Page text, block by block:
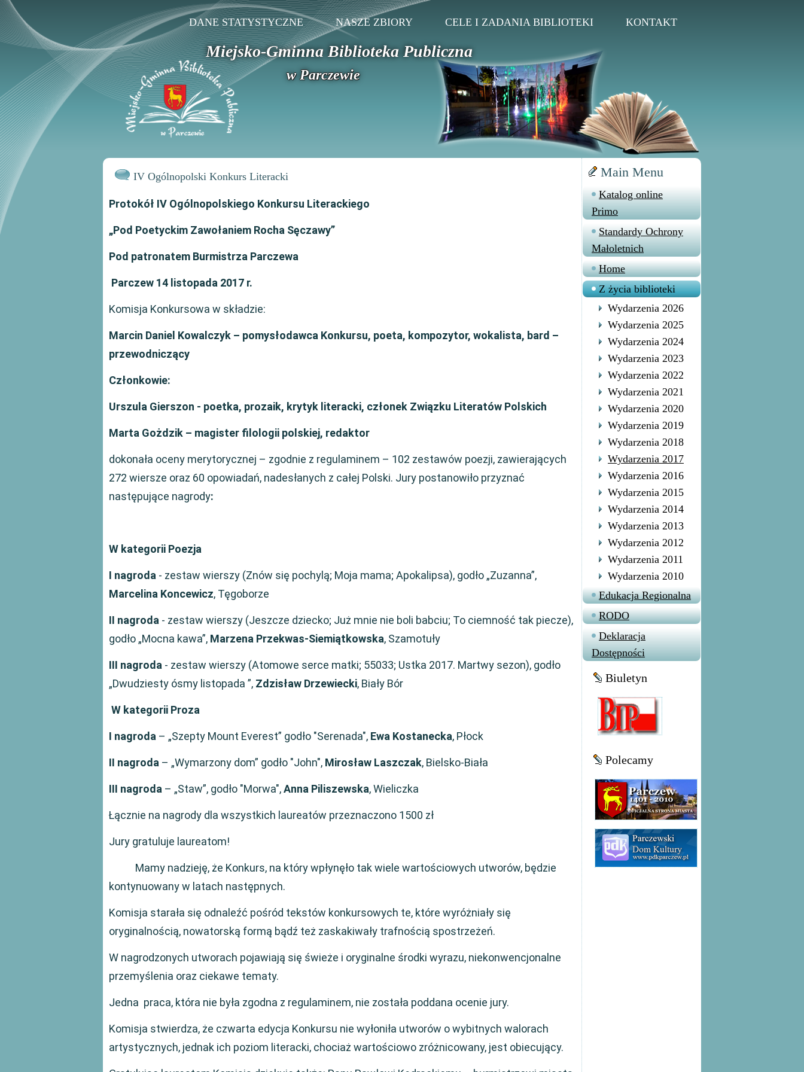
DANE STATYSTYCZNE NASZE ZBIORY CELE I ZADANIA BIBLIOTEKI KONTAKT
Miejsko-Gminna Biblioteka Publiczna
w Parczewie
IV Ogólnopolski Konkurs Literacki
Protokół IV Ogólnopolskiego Konkursu Literackiego
„Pod Poetyckim Zawołaniem Rocha Sęczawy”
Pod patronatem Burmistrza Parczewa
Parczew 14 listopada 2017 r.
Komisja Konkursowa w składzie:
Marcin Daniel Kowalczyk – pomysłodawca Konkursu, poeta, kompozytor, wokalista, bard –
przewodniczący
Członkowie:
Urszula Gierszon - poetka, prozaik, krytyk literacki, członek Związku Literatów Polskich
Marta Gożdzik – magister filologii polskiej, redaktor
dokonała oceny merytorycznej – zgodnie z regulaminem – 102 zestawów poezji, zawierających
272 wiersze oraz 60 opowiadań, nadesłanych z całej Polski. Jury postanowiło przyznać
następujące nagrody:
W kategorii Poezja
I nagroda - zestaw wierszy (Znów się pochylą; Moja mama; Apokalipsa), godło „Zuzanna”,
Marcelina Koncewicz, Tęgoborze
II nagroda - zestaw wierszy (Jeszcze dziecko; Już mnie nie boli babciu; To ciemność tak piecze),
godło „Mocna kawa”, Marzena Przekwas-Siemiątkowska, Szamotuły
III nagroda - zestaw wierszy (Atomowe serce matki; 55033; Ustka 2017. Martwy sezon), godło
„Dwudziesty ósmy listopada ”, Zdzisław Drzewiecki, Biały Bór
W kategorii Proza
I nagroda – „Szepty Mount Everest” godło "Serenada", Ewa Kostanecka, Płock
II nagroda – „Wymarzony dom” godło "John", Mirosław Laszczak, Bielsko-Biała
III nagroda – „Staw”, godło "Morwa",Anna Piliszewska, Wieliczka
Łącznie na nagrody dla wszystkich laureatów przeznaczono 1500 zł
Jury gratuluje laureatom!
Mamy nadzieję, że Konkurs, na który wpłynęło tak wiele wartościowych utworów, będzie
kontynuowany w latach następnych.
Komisja starała się odnaleźć pośród tekstów konkursowych te, które wyróżniały się
oryginalnością, nowatorską formą bądź też zaskakiwały trafnością spostrzeżeń.
W nagrodzonych utworach pojawiają się świeże i oryginalne środki wyrazu, niekonwencjonalne
przemyślenia oraz ciekawe tematy.
Jedna praca, która nie była zgodna z regulaminem, nie została poddana ocenie jury.
Komisja stwierdza, że czwarta edycja Konkursu nie wyłoniła utworów o wybitnych walorach
artystycznych, jednak ich poziom literacki, chociaż wartościowo zróżnicowany, jest obiecujący.
Main Menu
Katalog online
Primo
Standardy Ochrony
Małoletnich
Home
Z życia biblioteki
Wydarzenia 2026
Wydarzenia 2025
Wydarzenia 2024
Wydarzenia 2023
Wydarzenia 2022
Wydarzenia 2021
Wydarzenia 2020
Wydarzenia 2019
Wydarzenia 2018
Wydarzenia 2017
Wydarzenia 2016
Wydarzenia 2015
Wydarzenia 2014
Wydarzenia 2013
Wydarzenia 2012
Wydarzenia 2011
Wydarzenia 2010
Edukacja Regionalna
RODO
Deklaracja
Dostępności
Biuletyn
Polecamy